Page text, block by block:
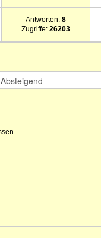
Antworten:8
Zugriffe:26203